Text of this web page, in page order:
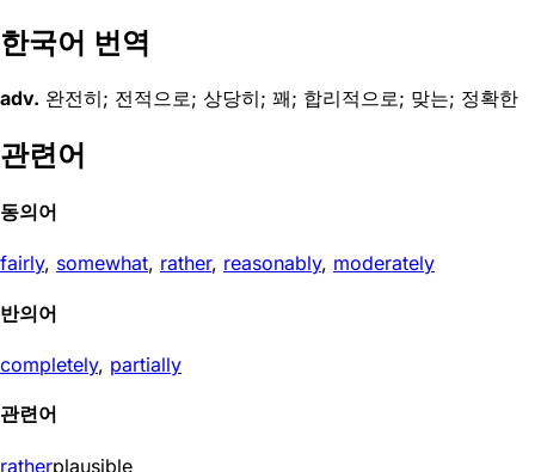
한국어 번역
adv. 완전히; 전적으로; 상당히; 꽤; 합리적으로; 맞는; 정확한
관련어
동의어
fairly, somewhat, rather, reasonably, moderately
반의어
completely, partially
관련어
ratherplausible